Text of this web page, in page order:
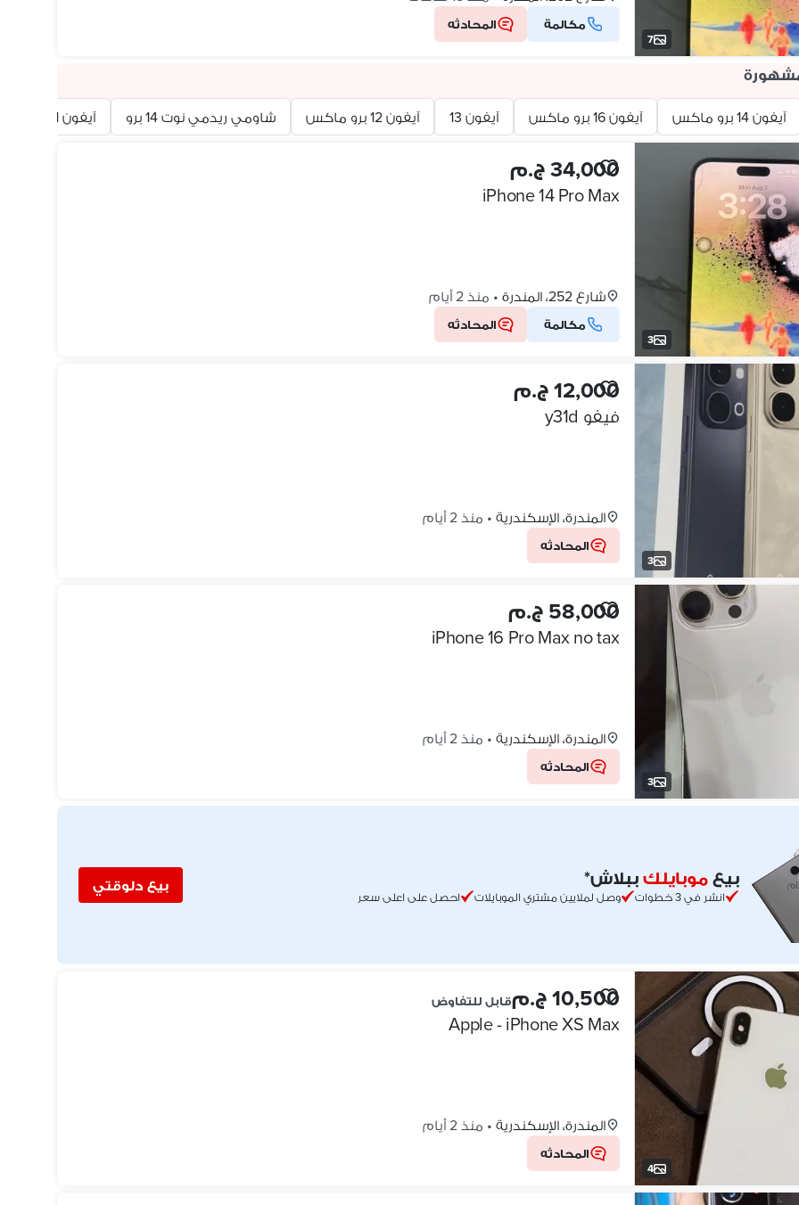
7
مكالمة المحادثه
آيفون 14 برو ماكس آيفون 16 برو ماكس آيفون 13 آيفون 12 برو ماكس شاومي ريدمي نوت 14 برو آيفون 11
3
34,000 ج.م
iPhone 14 Pro Max
شارع 252، المندرة • منذ 2 أيام
مكالمة المحادثه
3
12,000 ج.م
فيفو y31d
المندرة، الإسكندرية • منذ 2 أيام
المحادثه
3
58,000 ج.م
iPhone 16 Pro Max no tax
المندرة، الإسكندرية • منذ 2 أيام
المحادثه
بيعموبايلكببلاش*
انشر في 3 خطوات وصل لملايين مشتري الموبايلات احصل على اعلى سعر
بيع دلوقتي
4
10,500 ج.م قابل للتفاوض
Apple - iPhone XS Max
المندرة، الإسكندرية • منذ 2 أيام
المحادثه